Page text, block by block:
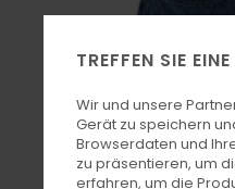
TREFFEN SIE
Wir und unsere
Gerät zu speichern
Browserdaten und
zu präsentieren, um
erfahren, um die